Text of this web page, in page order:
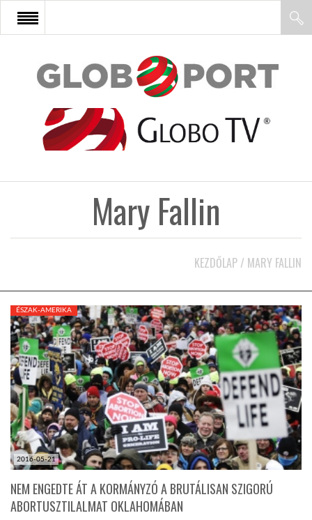
FŐOLDAL
AFRIKA
KÖZEL-KELET
AUSZTRÁLIA
A VILÁG ITTHON
Mary Fallin
KEZDŐLAP / MARY FALLIN
2016-05-21
ÉSZAK-AMERIKA
NEM ENGEDTE ÁT A KORMÁNYZÓ A BRUTÁLISAN SZIGORÚ
ABORTUSZTILALMAT OKLAHOMÁBAN